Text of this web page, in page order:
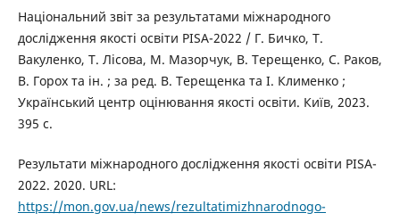
Національний звіт за результатами міжнародного
дослідження якості освіти PISA-2022 / Г. Бичко, Т.
Вакуленко, Т. Лісова, М. Мазорчук, В. Терещенко, С. Раков,
В. Горох та ін. ; за ред. В. Терещенка та І. Клименко ;
Український центр оцінювання якості освіти. Київ, 2023.
395 с.
Результати міжнародного дослідження якості освіти PISA-
2022. 2020. URL:
https://mon.gov.ua/news/rezultatimizhnarodnogo-